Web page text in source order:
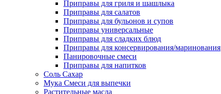
Приправы для гриля и шашлыка
Приправы для салатов
Приправы для бульонов и супов
Приправы универсальные
Приправы для сладких блюд
Приправы для консервирования/маринования
Панировочные смеси
Приправы для напитков
Соль Сахар
Мука Смеси для выпечки
Растительные масла